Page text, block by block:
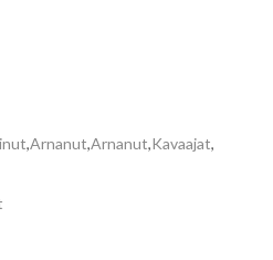
,Arnanut,Arnanut,Kavaajat,